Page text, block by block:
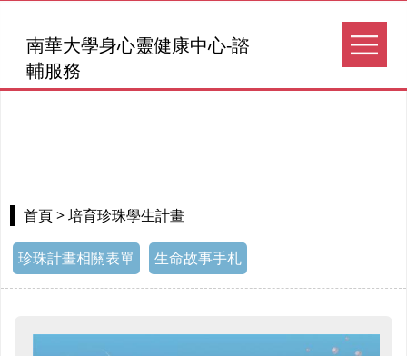
首頁 > 培育珍珠學生計畫
珍珠計畫相關表單 生命故事手札
南華大學身心靈健康中心-諮
輔服務